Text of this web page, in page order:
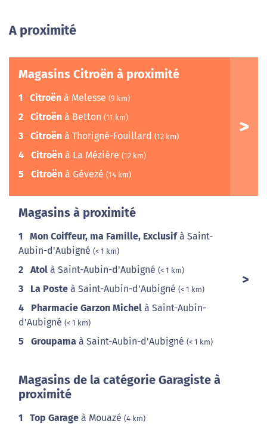
A proximité
Magasins Citroën à proximité
1 Citroën à Melesse (9 km)
2 Citroën à Betton (11 km)
3 Citroën à Thorigné-Fouillard (12 km)
4 Citroën à La Mézière (12 km)
5 Citroën à Gévezé (14 km)
Magasins à proximité
1 Mon Coiffeur, ma Famille, Exclusifà Saint-
Aubin-d'Aubigné (< 1 km)
2 Atol à Saint-Aubin-d'Aubigné (< 1 km)
3 La Poste à Saint-Aubin-d'Aubigné (< 1 km)
4 Pharmacie Garzon Michel à Saint-Aubin-
d'Aubigné (< 1 km)
5 Groupama à Saint-Aubin-d'Aubigné (< 1 km)
Magasins de la catégorie Garagiste à
proximité
1 Top Garage à Mouazé (4 km)